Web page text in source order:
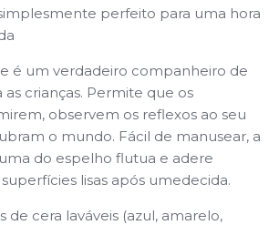
perfeito para uma hora
é um verdadeiro companheiro de
as crianças. Permite que os
observem os reflexos ao seu
o mundo. Fácil de manusear, a
do espelho flutua e adere
lisas após umedecida.
de cera laváveis ​​(azul, amarelo,